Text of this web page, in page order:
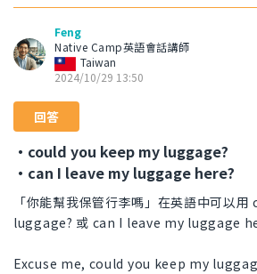
Feng
Native Camp英語會話講師
Taiwan
2024/10/29 13:50
回答
・could you keep my luggage?
・can I leave my luggage here?
「你能幫我保管行李嗎」在英語中可以
luggage? 或 can I leave my luggage
Excuse me, could you keep my